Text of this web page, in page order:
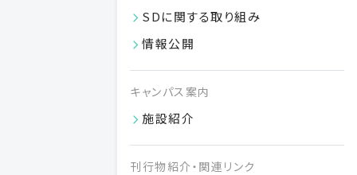
SDに関する取り組み
情報公開
キャンパス案内
施設紹介
刊行物紹介・関連リンク
進級判定及び単位認定の特例は、成績評価に成績評価点
を用いる授業科目に60点未満のものがある学生のうち、下
記の1、2の各号のいずれにも該当する場合、教授会で審議
した上で、学部長が認定します。
成績評価に成績評価点を用いる授業科目において、50
点未満の授業科目がないこと。
当該学年の全授業科目による成績評価点の平均が60点